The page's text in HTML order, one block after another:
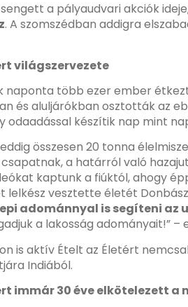
a pályaudvari akciók
. A szomszédban addigra
világszervezete
naponta több ezer ember
és aluljárókban osztották az
odaadással készítik nap mint
összesen 20 tonna
a határról való
kaptunk a fiúktól, ahogy
lelkész vesztette életét
adománnyal is segíteni az
a lakosság adományait!” –
is aktív Ételt az Életért
Indiából.
immár 30 éve elkötelezett